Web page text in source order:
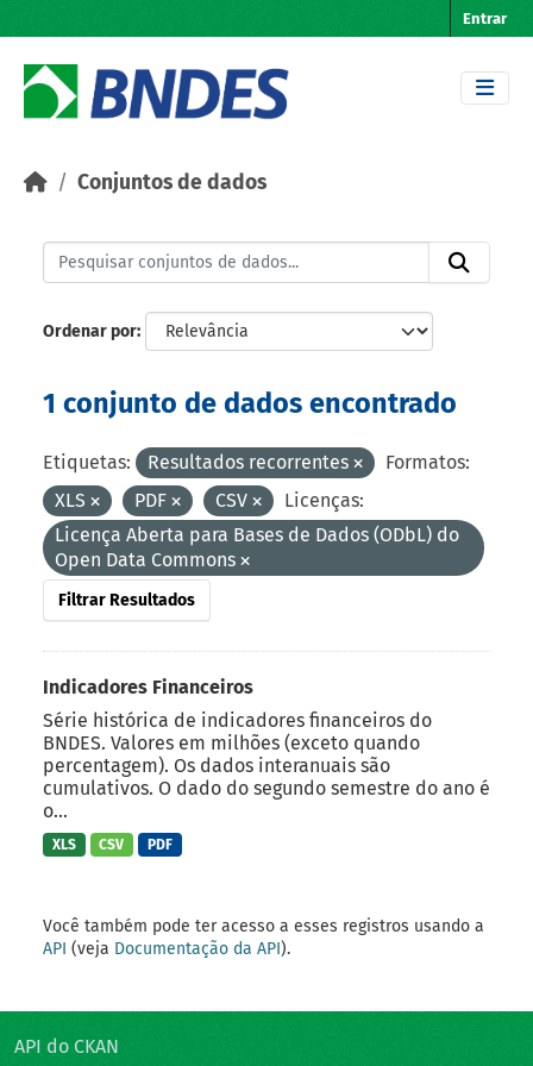
Entrar
Conjuntos de dados
Ordenar por
1 conjunto de dados encontrado
Etiquetas: Resultados recorrentes
Formatos:
XLS
PDF CSV
Licenças:
Licença Aberta para Bases de Dados (ODbL) do
Open Data Commons
Filtrar Resultados
Indicadores Financeiros
Série histórica de indicadores financeiros do
BNDES. Valores em milhões (exceto quando
percentagem). Os dados interanuais são
cumulativos. O dado do segundo semestre do ano é
o...
XLS CSV PDF
Você também pode ter acesso a esses registros usando a
API (veja Documentação da API).
API do CKAN